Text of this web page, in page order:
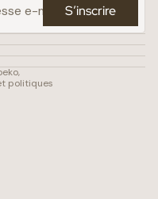
S’inscrire
,
politiques